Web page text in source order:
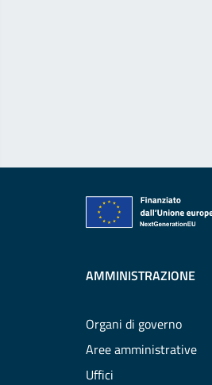
AMMINISTRAZIONE
Organi di governo
Aree amministrative
Uffici